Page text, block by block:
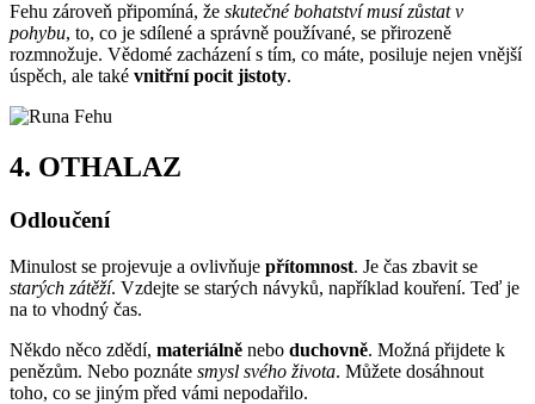
Fehu zároveň připomíná, že skutečné bohatství musí zůstat v
pohybu, to, co je sdílené a správně používané, se přirozeně
rozmnožuje. Vědomé zacházení s tím, co máte, posiluje nejen vnější
úspěch, ale také vnitřní pocit jistoty.
4. OTHALAZ
Odloučení
Minulost se projevuje a ovlivňuje přítomnost. Je čas zbavit se
starých zátěží. Vzdejte se starých návyků, například kouření. Teď je
na to vhodný čas.
Někdo něco zdědí, materiálně nebo duchovně. Možná přijdete k
penězům. Nebo poznáte smysl svého života. Můžete dosáhnout
toho, co se jiným před vámi nepodařilo.